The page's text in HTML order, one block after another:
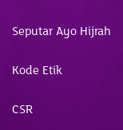
Seputar Ayo Hijrah
Kode Etik
CSR